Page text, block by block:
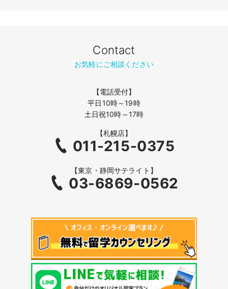
Contact
お気軽にご相談ください
【電話受付】
平日10時～19時
土日祝10時～17時
【札幌店】
011-215-0375
【東京・静岡サテライト】
03-6869-0562